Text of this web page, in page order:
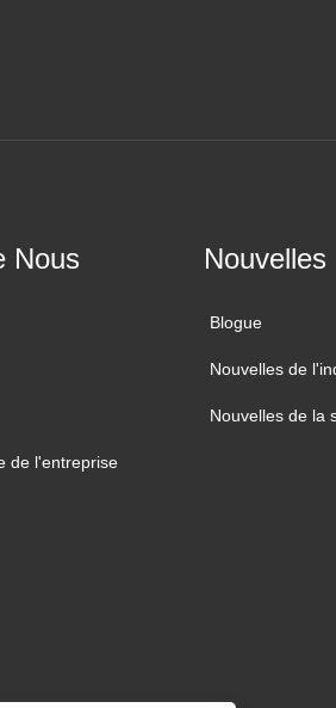
Nous
de l'entreprise
Nouvelles
Blogue
Nouvelles de
Nouvelles de la